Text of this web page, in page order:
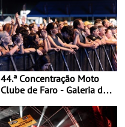
44.ª Concentração Moto
Clube de Faro - Galeria de